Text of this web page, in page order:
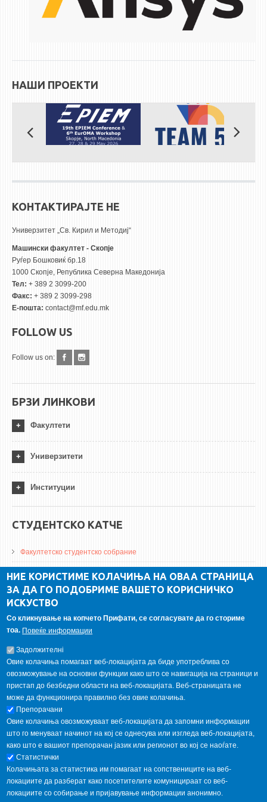
НАШИ ПРОЕКТИ
КОНТАКТИРАЈТЕ НЕ
Универзитет „Св. Кирил и Методиј“
Машински факултет - Скопје
Руѓер Бошковиќ бр.18
1000 Скопје, Република Северна Македонија
Тел: + 389 2 3099-200
Факс: + 389 2 3099-298
Е-пошта: contact@mf.edu.mk
FOLLOW US
Follow us on:
БРЗИ ЛИНКОВИ
Факултети
Универзитети
Институции
СТУДЕНТСКО КАТЧЕ
Факултетско студентско собрание
ДА Винчи магазин
Алумни асоцијација
ГАЛЕРИЈА
НИЕ КОРИСТИМЕ КОЛАЧИЊА НА ОВАА СТРАНИЦА
ЗА ДА ГО ПОДОБРИМЕ ВАШЕТО КОРИСНИЧКО
ИСКУСТВО
Со кликнување на копчето Прифати, се согласувате да го сториме
тоа. Повеќе информации
Задолжителнi
Овие колачиња помагаат веб-локацијата да биде употреблива со
овозможување на основни функции како што се навигација на страници и
пристап до безбедни области на веб-локацијата. Веб-страницата не
може да функционира правилно без овие колачиња.
Препорачани
Овие колачиња овозможуваат веб-локацијата да запомни информации
што го менуваат начинот на кој се однесува или изгледа веб-локацијата,
како што е вашиот препорачан јазик или регионот во кој се наоѓате.
Статистички
Колачињата за статистика им помагаат на сопствениците на веб-
локациите да разберат како посетителите комуницираат со веб-
локациите со собирање и пријавување информации анонимно.